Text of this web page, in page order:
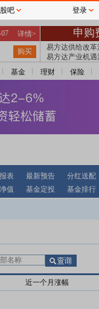
基金 理财 保险
表 最新预告 分红送配
值 基金定投 基金排行
近一个月涨幅
股吧 登录